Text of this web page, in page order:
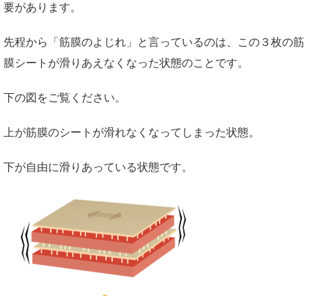
要があります。
先程から「筋膜のよじれ」と言っているのは、この３枚の筋
膜シートが滑りあえなくなった状態のことです。
下の図をご覧ください。
上が筋膜のシートが滑れなくなってしまった状態。
下が自由に滑りあっている状態です。